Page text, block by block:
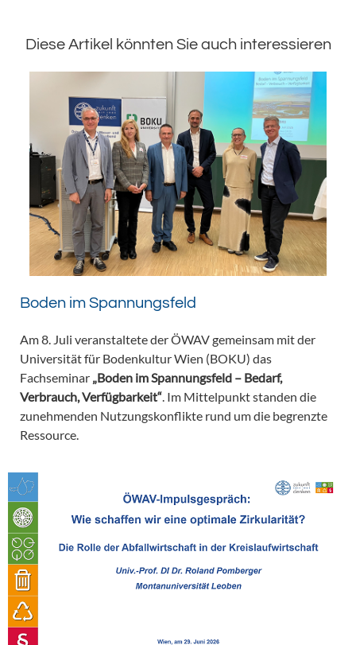
Diese Artikel könnten Sie auch interessieren
Boden im Spannungsfeld
Am 8. Juli veranstaltete der ÖWAV gemeinsam mit der
Universität für Bodenkultur Wien (BOKU) das
Fachseminar „Boden im Spannungsfeld – Bedarf,
Verbrauch, Verfügbarkeit“ . Im Mittelpunkt standen die
zunehmenden Nutzungskonflikte rund um die begrenzte
Ressource.